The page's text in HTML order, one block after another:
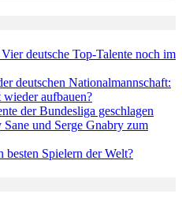
deutsche Top-Talente noch im
deutschen Nationalmannschaft:
aufbauen?
der Bundesliga geschlagen
und Serge Gnabry zum
besten Spielern der Welt?